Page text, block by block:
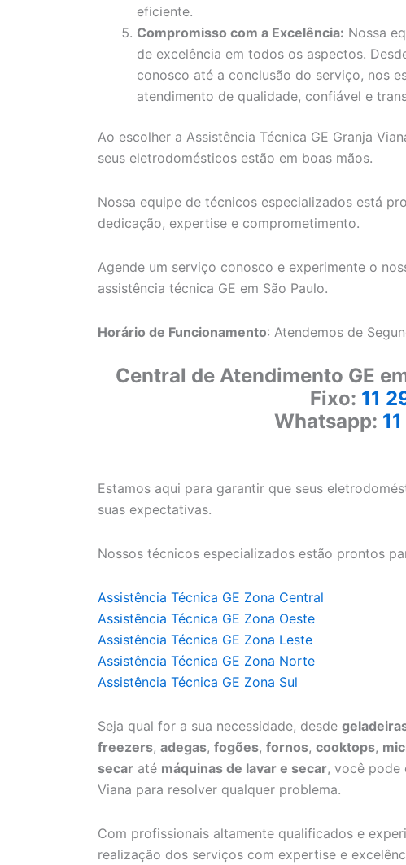
eficiente.
Compromisso com a Excelência: Nossa
de excelência em todos os aspectos.
conosco até a conclusão do serviço, nos
atendimento de qualidade, confiável e
Ao escolher a Assistência Técnica GE Granja
seus eletrodomésticos estão em boas mãos.
Nossa equipe de técnicos especializados está
dedicação, expertise e comprometimento.
Agende um serviço conosco e experimente o
assistência técnica GE em São Paulo.
Horário de Funcionamento: Atendemos de
Central de Atendimento GE
Fixo: 11
Whatsapp:
Estamos aqui para garantir que seus
suas expectativas.
Nossos técnicos especializados estão prontos
Assistência Técnica GE Zona Central
Assistência Técnica GE Zona Oeste
Assistência Técnica GE Zona Leste
Assistência Técnica GE Zona Norte
Assistência Técnica GE Zona Sul
Seja qual for a sua necessidade, desde
freezers, adegas, fogões, fornos, cooktops,
secar até máquinas de lavar e secar, você pode
Viana para resolver qualquer problema.
Com profissionais altamente qualificados e
realização dos serviços com expertise e